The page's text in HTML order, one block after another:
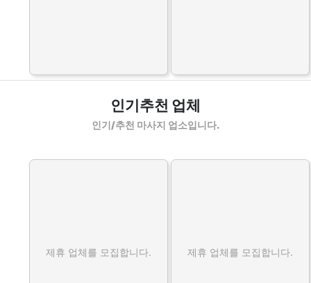
인기추천 업체
인기/추천 마사지 업소입니다.
제휴 업체를 모집합니다. 제휴 업체를 모집합니다.